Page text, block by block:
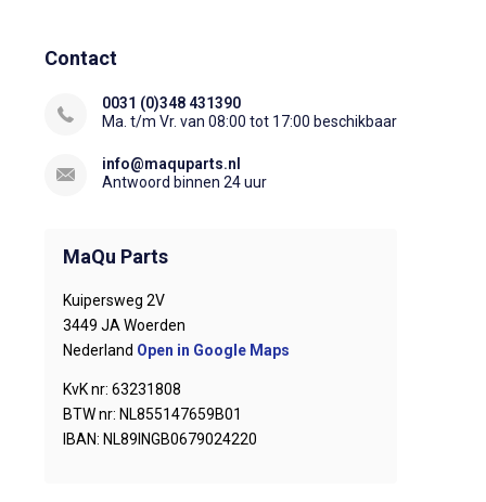
Contact
0031 (0)348 431390
Ma. t/m Vr. van 08:00 tot 17:00 beschikbaar
info@maquparts.nl
Antwoord binnen 24 uur
MaQu Parts
Kuipersweg 2V
3449 JA Woerden
Nederland Open in Google Maps
KvK nr: 63231808
BTW nr: NL855147659B01
IBAN: NL89INGB0679024220